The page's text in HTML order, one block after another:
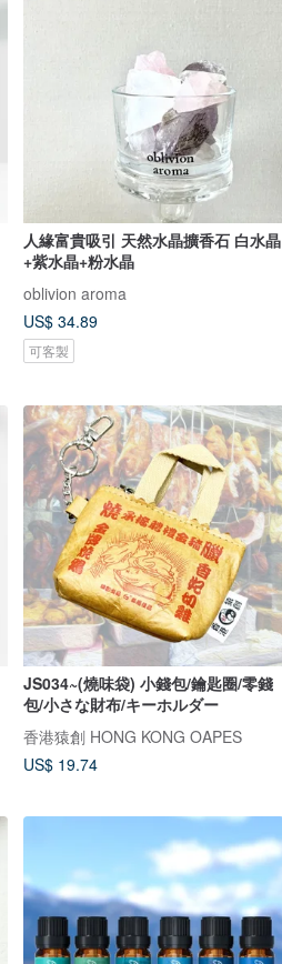
人緣富貴吸引 天然水晶擴香石 白水晶
+紫水晶+粉水晶
oblivion aroma
US$ 34.89
可客製
JS034~(燒味袋) 小錢包/鑰匙圈/零錢
包/小さな財布/キーホルダー
香港猿創 HONG KONG OAPES
US$ 19.74